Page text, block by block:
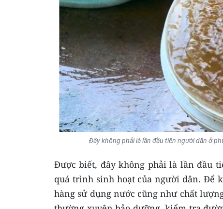
Đây không phải là lần đầu tiên người dân ở
Được biết, đây không phải là lần đầu
quá trình sinh hoạt của người dân. Để
hàng sử dụng nước cũng như chất